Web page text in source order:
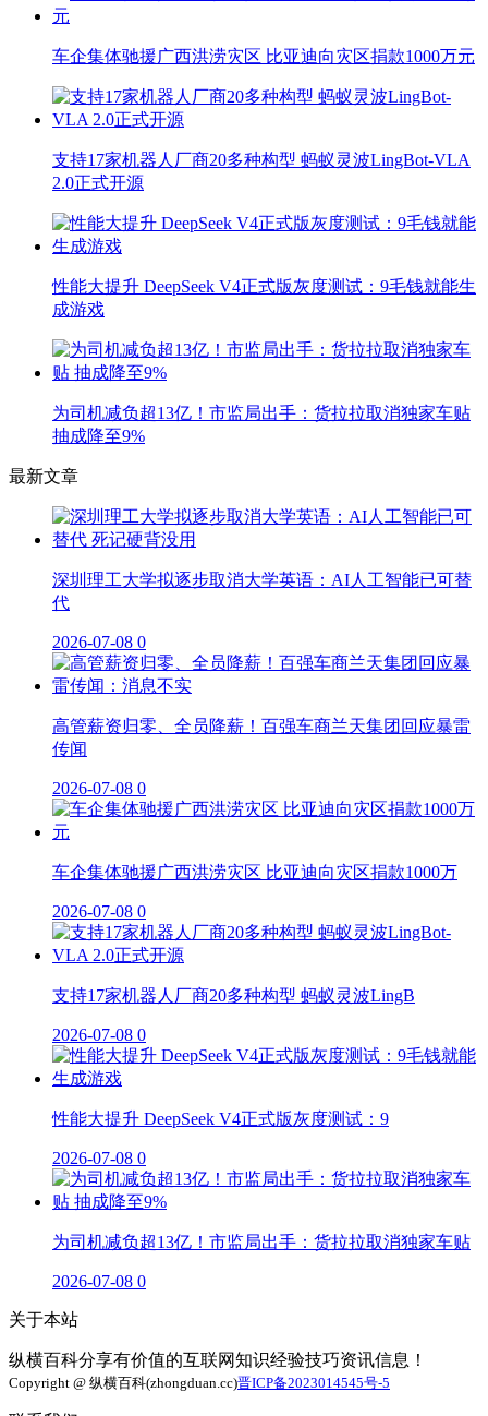
车企集体驰援广西洪涝灾区 比亚迪向灾区捐款1000万元
支持17家机器人厂商20多种构型 蚂蚁灵波LingBot-VLA
2.0正式开源
性能大提升 DeepSeek V4正式版灰度测试：9毛钱就能生
成游戏
为司机减负超13亿！市监局出手：货拉拉取消独家车贴
抽成降至9%
最新文章
深圳理工大学拟逐步取消大学英语：AI人工智能已可替
代
2026-07-08 0
高管薪资归零、全员降薪！百强车商兰天集团回应暴雷
传闻
2026-07-08 0
车企集体驰援广西洪涝灾区 比亚迪向灾区捐款1000万
2026-07-08 0
支持17家机器人厂商20多种构型 蚂蚁灵波LingB
2026-07-08 0
性能大提升 DeepSeek V4正式版灰度测试：9
2026-07-08 0
为司机减负超13亿！市监局出手：货拉拉取消独家车贴
2026-07-08 0
关于本站
纵横百科分享有价值的互联网知识经验技巧资讯信息！
Copyright @ 纵横百科(zhongduan.cc)晋ICP备2023014545号-5